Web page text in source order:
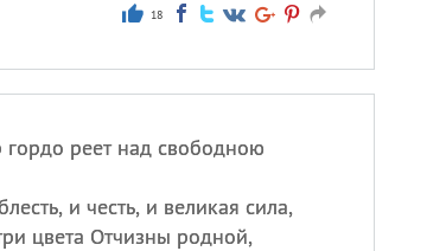
18
гордо реет над свободною
и честь, и великая сила,
цвета Отчизны родной,